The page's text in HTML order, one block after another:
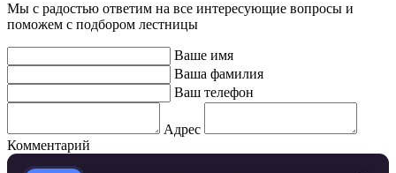
Мы с радостью ответим на все интересующие вопросы и
поможем с подбором лестницы
Ваше имя
Ваша фамилия
Ваш телефон
Адрес
Комментарий